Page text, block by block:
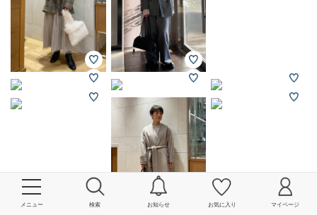
メニュー 検索 お知らせ お気に入り マイページ